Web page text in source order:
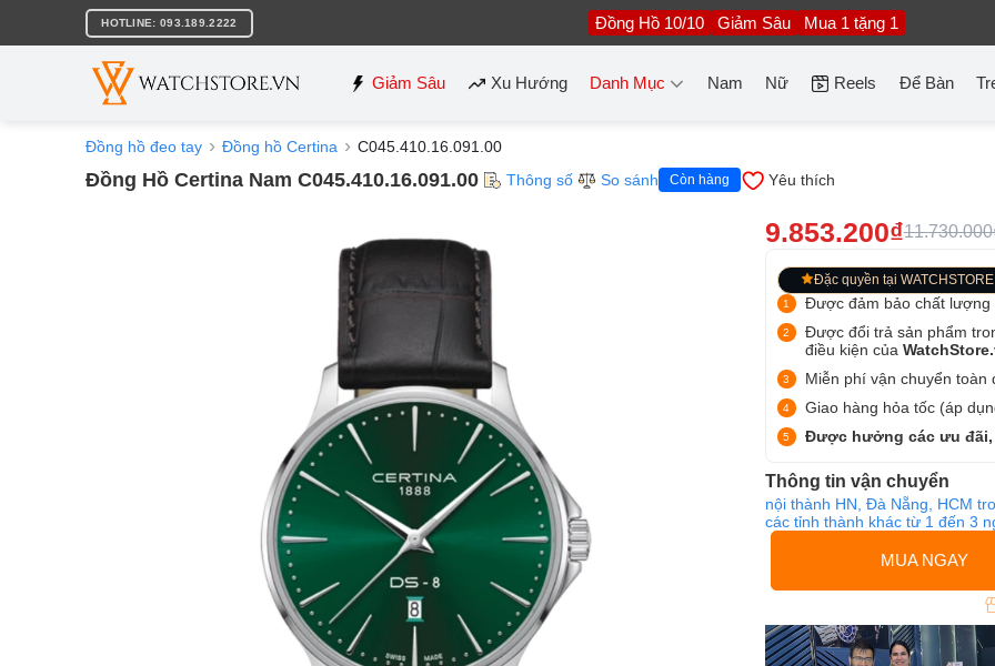
nội
HOTLINE: 093.189.2222 Đồng Hồ 10/10 Giảm Sâu Mua 1 tặng 1
Giảm Sâu Xu Hướng Danh Mục Nam Nữ Reels Để Bàn
Đồng hồ đeo tay Đồng hồ Certina C045.410.16.091.00
Đồng Hồ Certina Nam C045.410.16.091.00 Thông số So sánh Còn hàng Yêu thích
9.853.200₫
Đặc quyền tại WATCHSTORE
Được đảm bảo chất lượng
Được đổi trả sản phẩm
điều kiện của
Miễn phí vận chuyển toàn
Giao hàng hỏa tốc (áp
Được hưởng các ưu đãi,
Thông tin vận chuyển
nội thành HN, Đà Nẵng, HCM
các tỉnh thành khác từ 1 đến 3
MUA NGAY